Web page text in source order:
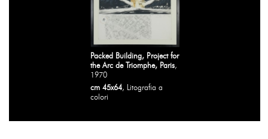
Packed Building, Project for
the Arc de Triomphe, Paris,
1970
cm 45x64, Litografia a
colori